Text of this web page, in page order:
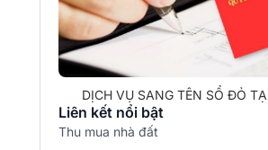
DỊCH VỤ SANG TÊN SỔ ĐỎ
Liên kết nổi bật
Thu mua nhà đất